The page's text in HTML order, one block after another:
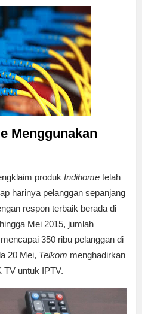
Menggunakan
produk Indihome telah
harinya pelanggan sepanjang
respon terbaik berada di
Mei 2015, jumlah
350 ribu pelanggan di
20 Mei, Telkom menghadirkan
TV untuk IPTV.